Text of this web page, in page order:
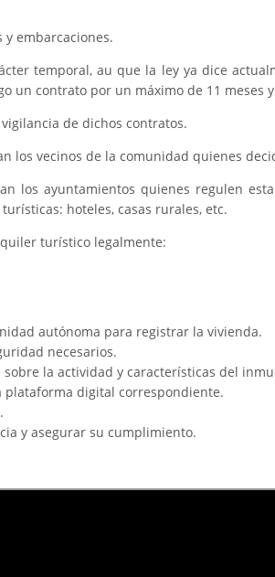
embarcaciones.
temporal, au que la ley ya dice
un contrato por un máximo de 11 meses y
de dichos contratos.
los vecinos de la comunidad quienes
los ayuntamientos quienes regulen
hoteles, casas rurales, etc.
turístico legalmente:
autónoma para registrar la vivienda.
necesarios.
la actividad y características del
plataforma digital correspondiente.
y asegurar su cumplimiento.